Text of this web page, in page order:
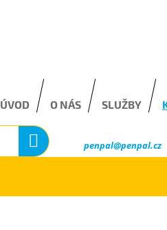
ÚVOD O NÁS SLUŽBY
penpal@penpal.cz